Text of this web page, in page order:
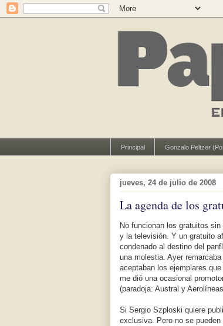
Principal Gonzalo Peltzer
jueves, 24 de julio de 2008
La agenda de los
No funcionan los gratuitos
y la televisión. Y un gratuito
condenado al destino del
una molestia. Ayer
aceptaban los ejemplares
me dió una ocasional
(paradoja: Austral y
Si Sergio Szploski quiere
exclusiva. Pero no se pueden